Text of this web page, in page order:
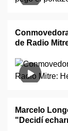
de Radio
Marcelo
"Decidí